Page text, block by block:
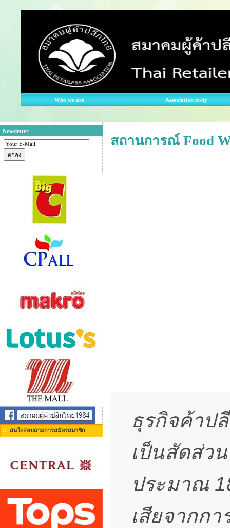
Who we are Association body
Newsletter
สนใจสอบถามการสมัครสมาชิก
สถานการณ์ Food
ธุรกิจค้าป
เป็นสัดส่ว
ประมาณ
เสียจากก